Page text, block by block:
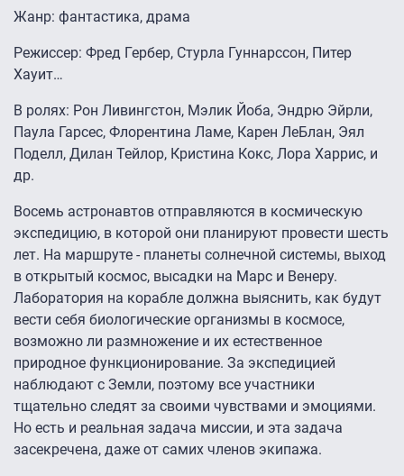
Жанр: фантастика, драма
Режиссер: Фред Гербер, Стурла Гуннарссон, Питер
Хауит…
В ролях: Рон Ливингстон, Мэлик Йоба, Эндрю Эйрли,
Паула Гарсес, Флорентина Ламе, Карен ЛеБлан, Эял
Поделл, Дилан Тейлор, Кристина Кокс, Лора Харрис, и
др.
Восемь астронавтов отправляются в космическую
экспедицию, в которой они планируют провести шесть
лет. На маршруте - планеты солнечной системы, выход
в открытый космос, высадки на Марс и Венеру.
Лаборатория на корабле должна выяснить, как будут
вести себя биологические организмы в космосе,
возможно ли размножение и их естественное
природное функционирование. За экспедицией
наблюдают с Земли, поэтому все участники
тщательно следят за своими чувствами и эмоциями.
Но есть и реальная задача миссии, и эта задача
засекречена, даже от самих членов экипажа.